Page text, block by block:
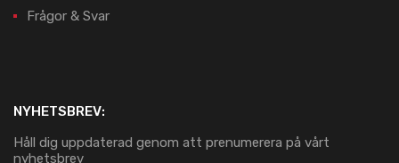
Frågor & Svar
NYHETSBREV:
Håll dig uppdaterad genom att prenumerera på vårt
nyhetsbrev